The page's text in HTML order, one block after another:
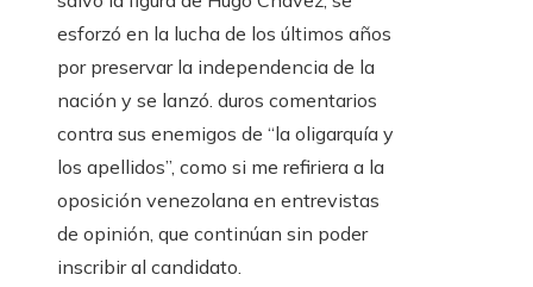
esforzó en la lucha de los últimos años
por preservar la independencia de la
nación y se lanzó. duros comentarios
contra sus enemigos de “la oligarquía y
los apellidos”, como si me refiriera a la
oposición venezolana en entrevistas
de opinión, que continúan sin poder
inscribir al candidato.